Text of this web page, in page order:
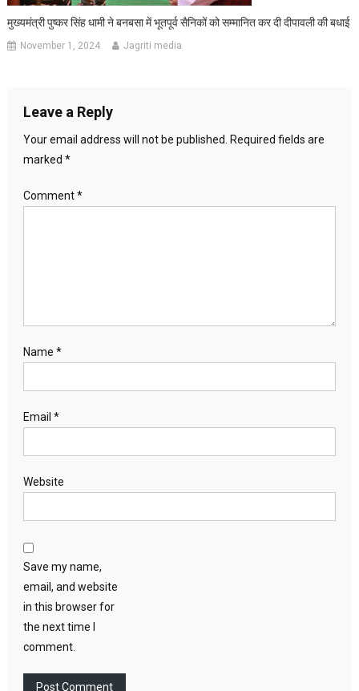
मुख्यमंत्री पुष्कर सिंह धामी ने बनबसा में भूतपूर्व सैनिकों को सम्मानित कर दी दीपावली की बधाई
November 1, 2024 Jagriti media
Leave a Reply
Your email address will not be published.
Required fields are
marked *
Comment*
Name *
Email *
Website
Save my name,
email, and website
in this browser for
the next time I
comment.